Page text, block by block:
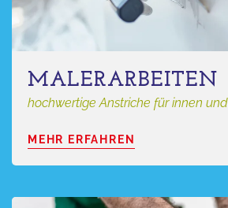
MALERARBEITEN
hochwertige Anstriche für innen
MEHR ERFAHREN